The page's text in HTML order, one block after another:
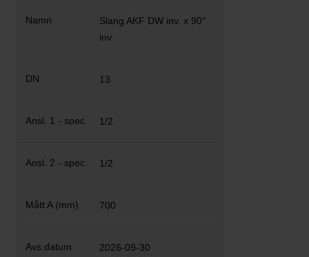
Slang AKF DW inv. x 90°
inv
13
1/2
1/2
700
2026-09-30